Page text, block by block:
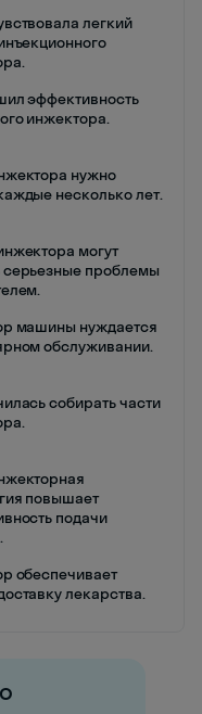
легкий
эффективность
инжектора.
нужно
несколько лет.
могут
серьезные проблемы
машины нуждается
обслуживании.
собирать части
повышает
подачи
обеспечивает
лекарства.